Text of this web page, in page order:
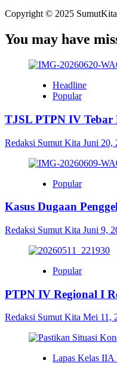
Copyright © 2025
You may have
Headline
Popular
TJSL PTPN IV Tebar
Redaksi Sumut Kita Juni 20,
Popular
Kasus Dugaan
Redaksi Sumut Kita Juni 9,
Popular
PTPN IV Regional I
Redaksi Sumut Kita Mei 11,
Lapas Kelas IIA